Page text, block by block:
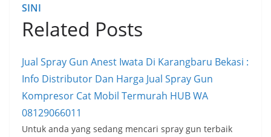
SINI
Related Posts
Jual Spray Gun Anest Iwata Di Karangbaru Bekasi :
Info Distributor Dan Harga Jual Spray Gun
Kompresor Cat Mobil Termurah HUB WA
08129066011
Untuk anda yang sedang mencari spray gun terbaik